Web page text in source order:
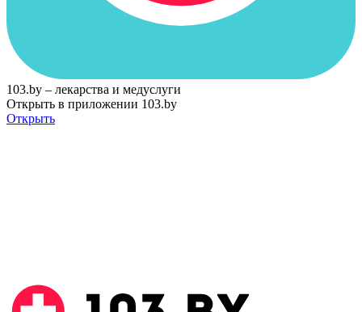
103.by – лекарства и медуслуги
Открыть в приложении 103.by
Открыть